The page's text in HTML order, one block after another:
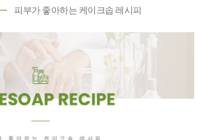
피부가 좋아하는 케이크솝 레시피